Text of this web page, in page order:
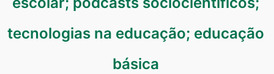
tecnologias na educação; educação
básica